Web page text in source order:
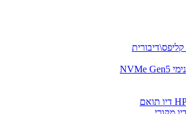
קליפס\דיבורית